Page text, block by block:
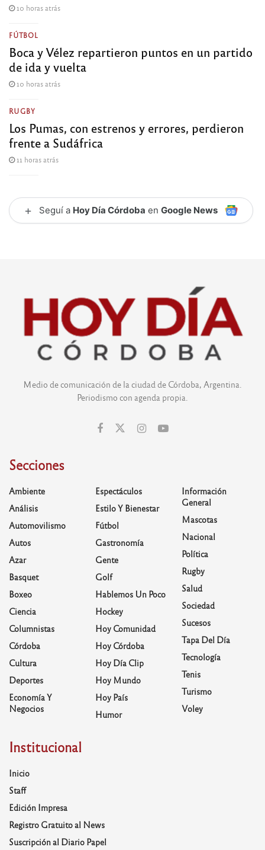
10 horas atrás
FÚTBOL
Boca y Vélez repartieron puntos en un partido
de ida y vuelta
10 horas atrás
RUGBY
Los Pumas, con estrenos y errores, perdieron
frente a Sudáfrica
11 horas atrás
+ Seguí a Hoy Día Córdoba en Google News
Medio de comunicación de la ciudad de Córdoba, Argentina.
Periodismo con agenda propia.
Secciones
Ambiente
Análisis
Automovilismo
Autos
Azar
Basquet
Boxeo
Ciencia
Columnistas
Córdoba
Cultura
Deportes
Economía Y
Negocios
Espectáculos
Estilo Y Bienestar
Fútbol
Gastronomía
Gente
Golf
Hablemos Un Poco
Hockey
Hoy Comunidad
Hoy Córdoba
Hoy Día Clip
Hoy Mundo
Hoy País
Humor
Información
General
Mascotas
Nacional
Política
Rugby
Salud
Sociedad
Sucesos
Tapa Del Día
Tecnología
Tenis
Turismo
Voley
Institucional
Inicio
Staff
Edición Impresa
Registro Gratuito al News
Suscripción al Diario Papel